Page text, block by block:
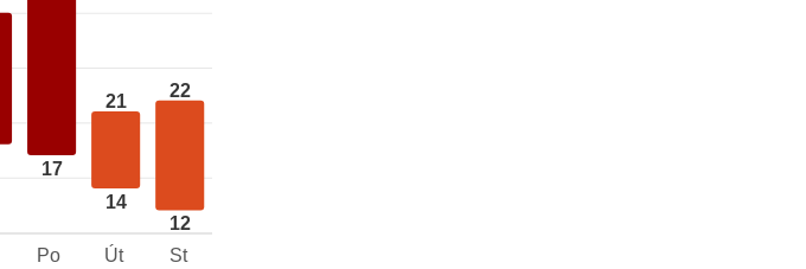
17
21
14
22
12
Po Út St